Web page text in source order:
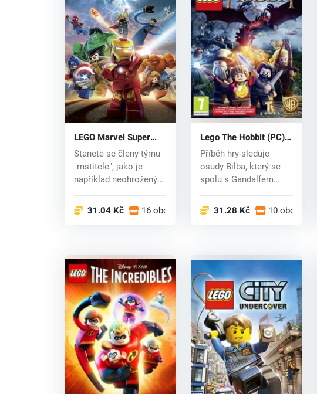
LEGO Marvel Super
Heroes (PC) CD key
Stanete se členy týmu
"mstitele", jako je
například neohrožený
31.04 Kč 16 obchodech
Lego The Hobbit (PC)
CD key
Příběh hry sleduje
osudy Bilba, který se
spolu s Gandalfem
31.28 Kč 10 obchodech